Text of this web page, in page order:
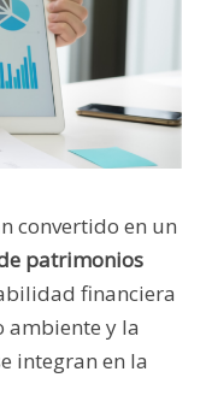
convertido en un
patrimonios
financiera
ambiente y la
integran en la